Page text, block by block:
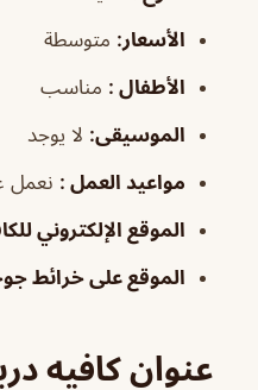
الأسعار: متوسطة
الأطفال : مناسب
الموسيقى: لا يوجد
مواعيد العمل : نعمل على
الموقع الإلكتروني
الموقع على خرائط
عنوان كافيه